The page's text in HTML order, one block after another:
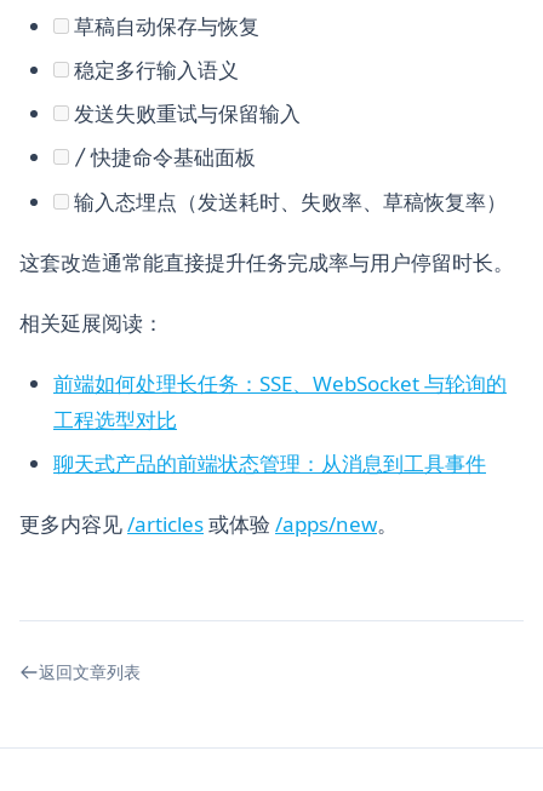
草稿自动保存与恢复
稳定多行输入语义
发送失败重试与保留输入
/快捷命令基础面板
输入态埋点（发送耗时、失败率、草稿恢复率）
这套改造通常能直接提升任务完成率与用户停留时长。
相关延展阅读：
前端如何处理长任务：SSE、WebSocket 与轮询的
工程选型对比
聊天式产品的前端状态管理：从消息到工具事件
更多内容见/articles或体验 /apps/new。
返回文章列表